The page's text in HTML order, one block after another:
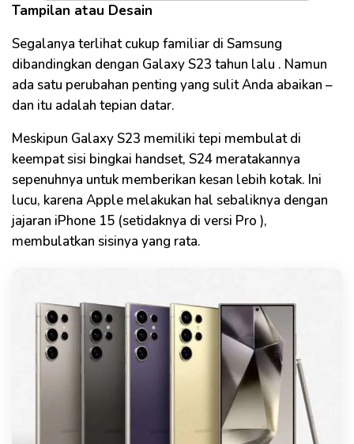
Tampilan atau Desain
Segalanya terlihat cukup familiar di Samsung
dibandingkan dengan Galaxy S23 tahun lalu . Namun
ada satu perubahan penting yang sulit Anda abaikan –
dan itu adalah tepian datar.
Meskipun Galaxy S23 memiliki tepi membulat di
keempat sisi bingkai handset, S24 meratakannya
sepenuhnya untuk memberikan kesan lebih kotak. Ini
lucu, karena Apple melakukan hal sebaliknya dengan
jajaran iPhone 15 (setidaknya di versi Pro ),
membulatkan sisinya yang rata.